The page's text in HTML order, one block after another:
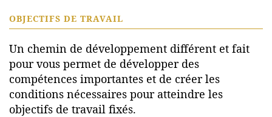
OBJECTIFS DE TRAVAIL
Un chemin de développement différent et fait
pour vous permet de développer des
compétences importantes et de créer les
conditions nécessaires pour atteindre les
objectifs de travail fixés.